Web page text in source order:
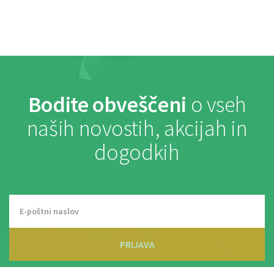
Bodite obveščeni o vseh
naših novostih, akcijah in
dogodkih
PRIJAVA